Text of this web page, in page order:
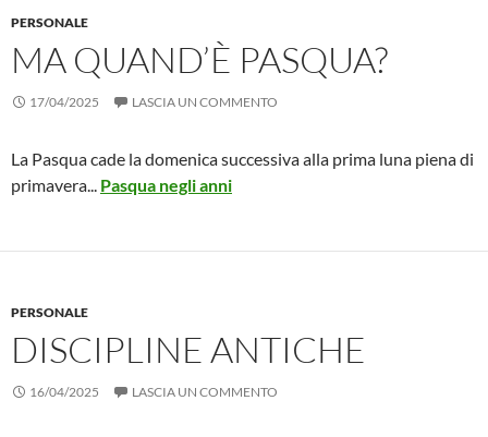
PERSONALE
MA QUAND’È PASQUA?
17/04/2025 LASCIA UN COMMENTO
La Pasqua cade la domenica successiva alla prima luna piena di
primavera... Pasqua negli anni
PERSONALE
DISCIPLINE ANTICHE
16/04/2025 LASCIA UN COMMENTO